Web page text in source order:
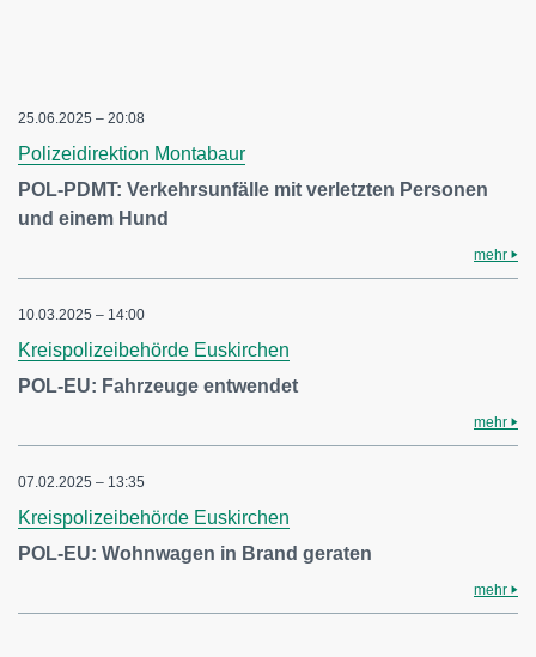
25.06.2025 – 20:08
Polizeidirektion Montabaur
POL-PDMT: Verkehrsunfälle mit verletzten Personen
und einem Hund
mehr
10.03.2025 – 14:00
Kreispolizeibehörde Euskirchen
POL-EU: Fahrzeuge entwendet
mehr
07.02.2025 – 13:35
Kreispolizeibehörde Euskirchen
POL-EU: Wohnwagen in Brand geraten
mehr